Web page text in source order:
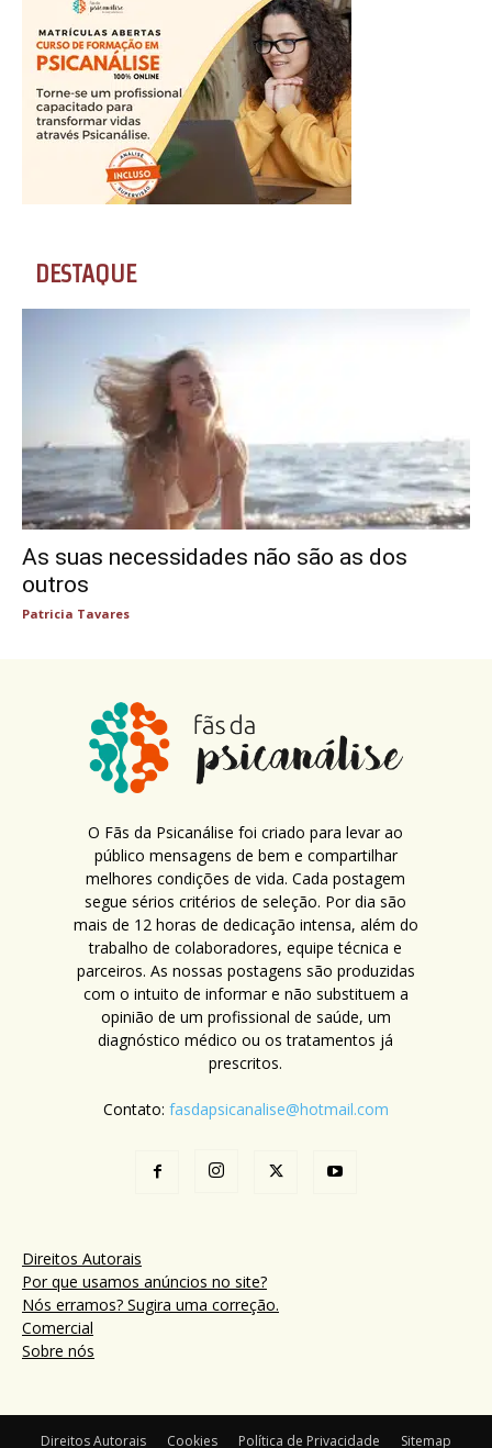
DESTAQUE
As suas necessidades não são as dos
outros
Patricia Tavares
O Fãs da Psicanálise foi criado para levar ao
público mensagens de bem e compartilhar
melhores condições de vida. Cada postagem
segue sérios critérios de seleção. Por dia são
mais de 12 horas de dedicação intensa, além do
trabalho de colaboradores, equipe técnica e
parceiros. As nossas postagens são produzidas
com o intuito de informar e não substituem a
opinião de um profissional de saúde, um
diagnóstico médico ou os tratamentos já
prescritos.
Contato: fasdapsicanalise@hotmail.com
Direitos Autorais
Por que usamos anúncios no site?
Nós erramos? Sugira uma correção.
Comercial
Sobre nós
Direitos Autorais Cookies Política de Privacidade Sitemap